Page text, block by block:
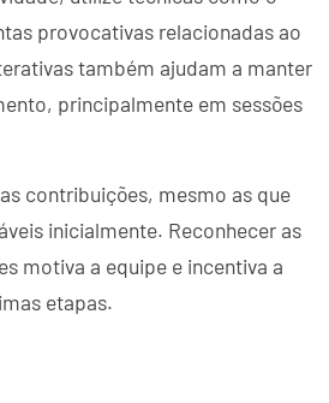
provocativas relacionadas ao
também ajudam a manter
principalmente em sessões
contribuições, mesmo as que
inicialmente. Reconhecer as
motiva a equipe e incentiva a
etapas.